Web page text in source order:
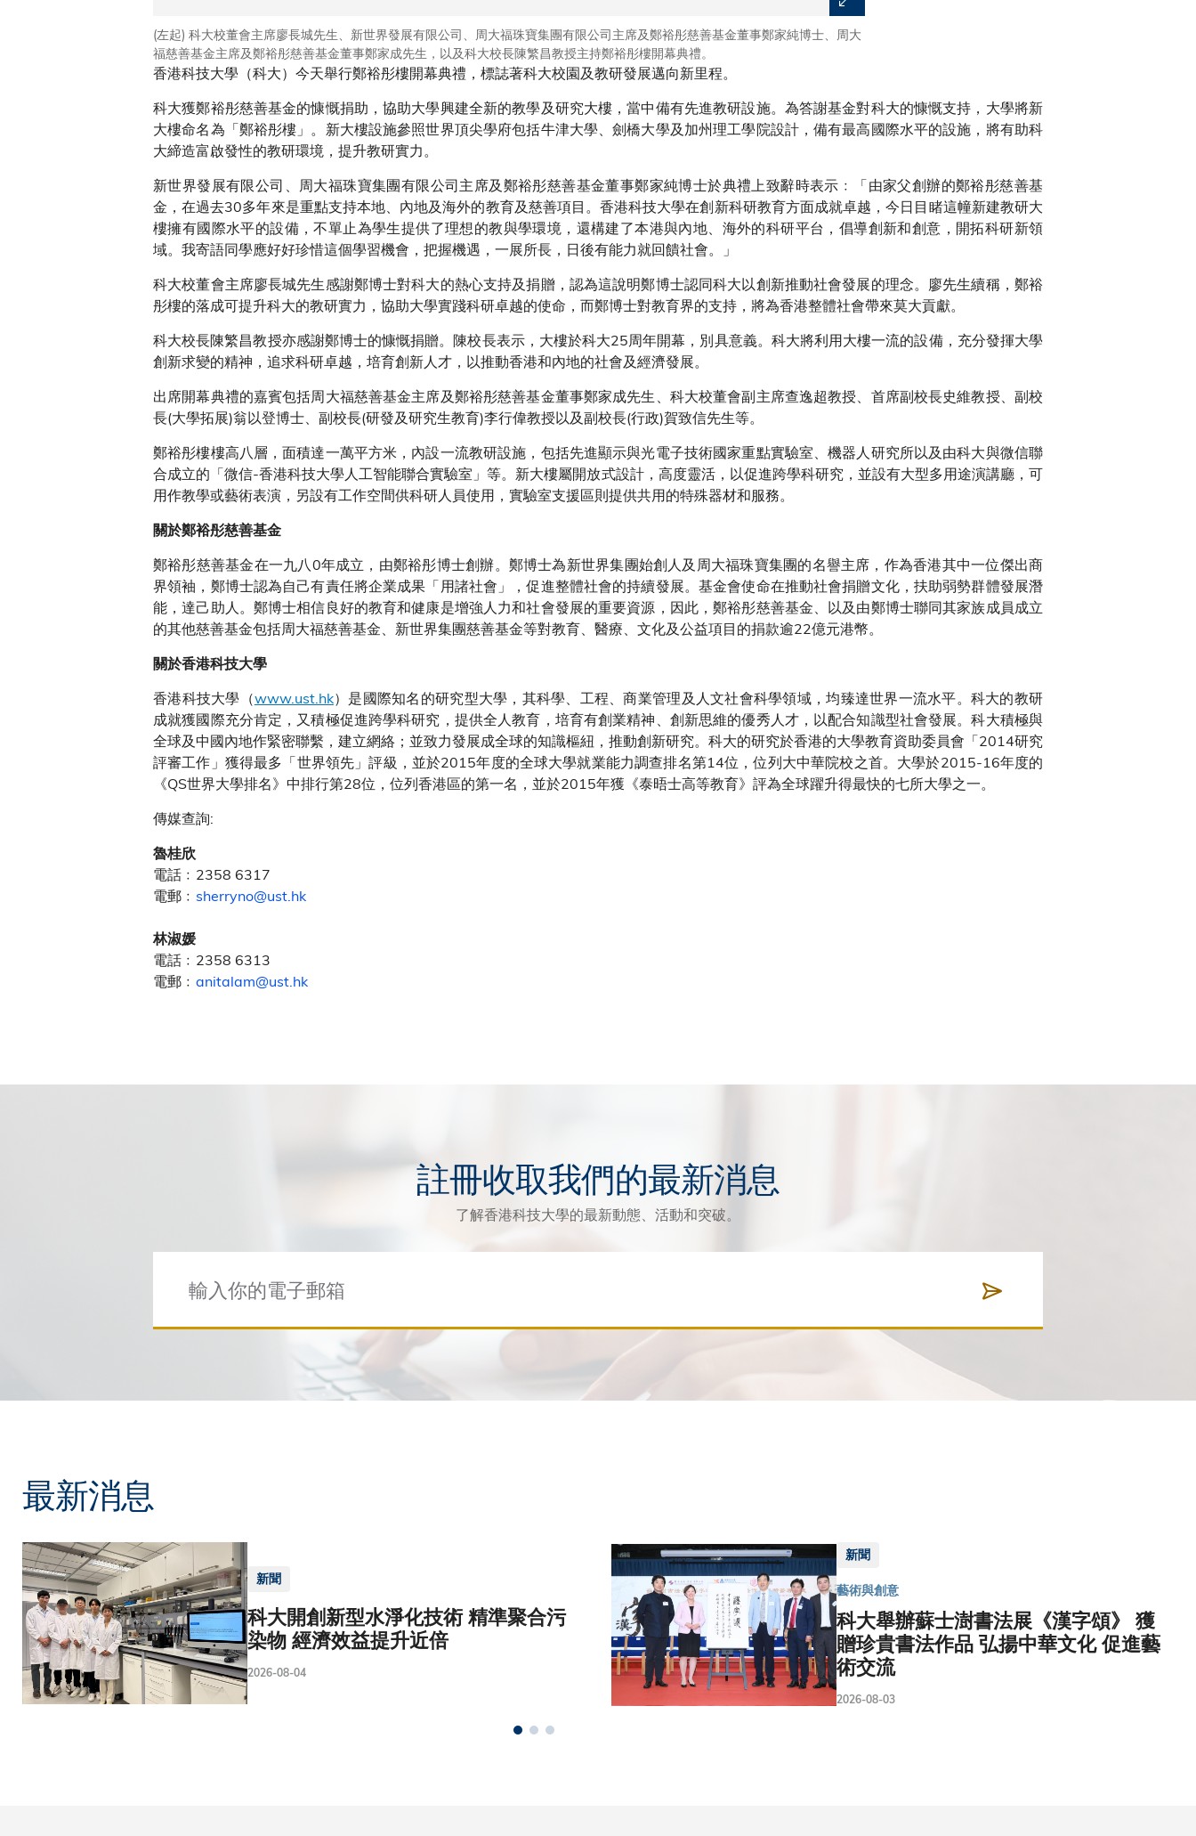
(左起) 科大校董會主席廖長城先生、新世界發展有限公司、周大福珠寶集團有限公司主席及鄭裕彤慈善基金董事鄭家純博士、周大
福慈善基金主席及鄭裕彤慈善基金董事鄭家成先生，以及科大校長陳繁昌教授主持鄭裕彤樓開幕典禮。
香港科技大學（科大）今天舉行鄭裕彤樓開幕典禮，標誌著科大校園及教研發展邁向新里程。
科大獲鄭裕彤慈善基金的慷慨捐助，協助大學興建全新的教學及研究大樓，當中備有先進教研設施。為答謝基金對科大的慷慨支持，大學將新
大樓命名為「鄭裕彤樓」。新大樓設施參照世界頂尖學府包括牛津大學、劍橋大學及加州理工學院設計，備有最高國際水平的設施，將有助科
大締造富啟發性的教研環境，提升教研實力。
新世界發展有限公司、周大福珠寶集團有限公司主席及鄭裕彤慈善基金董事鄭家純博士於典禮上致辭時表示﹕「由家父創辦的鄭裕彤慈善基
金，在過去30多年來是重點支持本地、內地及海外的教育及慈善項目。香港科技大學在創新科研教育方面成就卓越，今日目睹這幢新建教研大
樓擁有國際水平的設備，不單止為學生提供了理想的教與學環境，還構建了本港與內地、海外的科研平台，倡導創新和創意，開拓科研新領
域。我寄語同學應好好珍惜這個學習機會，把握機遇，一展所長，日後有能力就回饋社會。」
科大校董會主席廖長城先生感謝鄭博士對科大的熱心支持及捐贈，認為這說明鄭博士認同科大以創新推動社會發展的理念。廖先生續稱，鄭裕
彤樓的落成可提升科大的教研實力，協助大學實踐科研卓越的使命，而鄭博士對教育界的支持，將為香港整體社會帶來莫大貢獻。
科大校長陳繁昌教授亦感謝鄭博士的慷慨捐贈。陳校長表示，大樓於科大25周年開幕，別具意義。科大將利用大樓一流的設備，充分發揮大學
創新求變的精神，追求科研卓越，培育創新人才，以推動香港和內地的社會及經濟發展。
出席開幕典禮的嘉賓包括周大福慈善基金主席及鄭裕彤慈善基金董事鄭家成先生、科大校董會副主席查逸超教授、首席副校長史維教授、副校
長(大學拓展)翁以登博士、副校長(研發及研究生教育)李行偉教授以及副校長(行政)賀致信先生等。
鄭裕彤樓樓高八層，面積達一萬平方米，內設一流教研設施，包括先進顯示與光電子技術國家重點實驗室、機器人研究所以及由科大與微信聯
合成立的「微信-香港科技大學人工智能聯合實驗室」等。新大樓屬開放式設計，高度靈活，以促進跨學科研究，並設有大型多用途演講廳，可
用作教學或藝術表演，另設有工作空間供科研人員使用，實驗室支援區則提供共用的特殊器材和服務。
關於鄭裕彤慈善基金
鄭裕彤慈善基金在一九八0年成立，由鄭裕彤博士創辦。鄭博士為新世界集團始創人及周大福珠寶集團的名譽主席，作為香港其中一位傑出商
界領袖，鄭博士認為自己有責任將企業成果「用諸社會」，促進整體社會的持續發展。基金會使命在推動社會捐贈文化，扶助弱勢群體發展潛
能，達己助人。鄭博士相信良好的教育和健康是增強人力和社會發展的重要資源，因此，鄭裕彤慈善基金、以及由鄭博士聯同其家族成員成立
的其他慈善基金包括周大福慈善基金、新世界集團慈善基金等對教育、醫療、文化及公益項目的捐款逾22億元港幣。
關於香港科技大學
香港科技大學（www.ust.hk）是國際知名的研究型大學，其科學、工程、商業管理及人文社會科學領域，均臻達世界一流水平。科大的教研
成就獲國際充分肯定，又積極促進跨學科研究，提供全人教育，培育有創業精神、創新思維的優秀人才，以配合知識型社會發展。科大積極與
全球及中國內地作緊密聯繫，建立網絡；並致力發展成全球的知識樞紐，推動創新研究。科大的研究於香港的大學教育資助委員會「2014研究
評審工作」獲得最多「世界領先」評級，並於2015年度的全球大學就業能力調查排名第14位，位列大中華院校之首。大學於2015-16年度的
《QS世界大學排名》中排行第28位，位列香港區的第一名，並於2015年獲《泰晤士高等教育》評為全球躍升得最快的七所大學之一。
傳媒查詢:
魯桂欣
電話﹕2358 6317
電郵﹕ sherryno@ust.hk
林淑媛
電話﹕2358 6313
電郵﹕ anitalam@ust.hk
註冊收取我們的最新消息
了解香港科技大學的最新動態、活動和突破。
最新消息
新聞
科大開創新型水淨化技術 精準聚合污
染物 經濟效益提升近倍
2026-08-04
新聞
藝術與創意
科大舉辦蘇士澍書法展《漢字頌》 獲
贈珍貴書法作品 弘揚中華文化 促進藝
術交流
2026-08-03